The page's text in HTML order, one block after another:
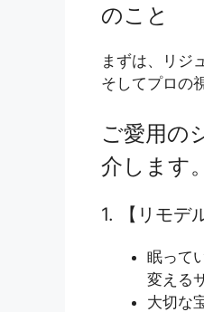
のこと
まずは、リジ
そしてプロの
ご愛用の
介します。
1. 【リモデ
眠って
変える
大切な